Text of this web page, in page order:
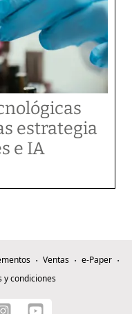
estrategia
e IA
Ventas
e-Paper
y condiciones